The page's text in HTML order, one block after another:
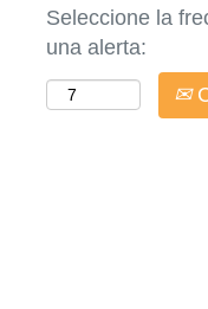
Seleccione la
una alerta: